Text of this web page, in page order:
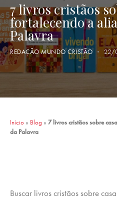
7 livros cristãos
fortalecendo a
Palavra
REDAÇÃO MUNDO CRISTÃO 22/
Início » Blog » 7 livros cristãos sobre
da Palavra
Buscar livros cristãos sobre